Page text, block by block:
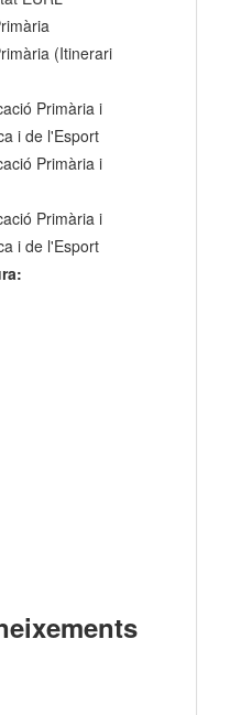
(Itinerari
Primària i
i de l'Esport
Primària i
Primària i
i de l'Esport